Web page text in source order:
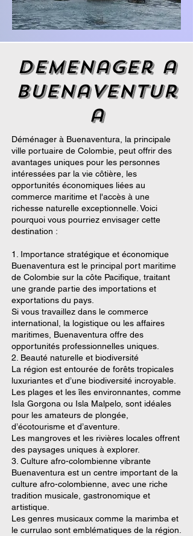
demenager a
Buenaventur
a
Déménager à Buenaventura, la principale
ville portuaire de Colombie, peut offrir des
avantages uniques pour les personnes
intéressées par la vie côtière, les
opportunités économiques liées au
commerce maritime et l'accès à une
richesse naturelle exceptionnelle. Voici
pourquoi vous pourriez envisager cette
destination :
1. Importance stratégique et économique
Buenaventura est le principal port maritime
de Colombie sur la côte Pacifique, traitant
une grande partie des importations et
exportations du pays.
Si vous travaillez dans le commerce
international, la logistique ou les affaires
maritimes, Buenaventura offre des
opportunités professionnelles uniques.
2. Beauté naturelle et biodiversité
La région est entourée de forêts tropicales
luxuriantes et d’une biodiversité incroyable.
Les plages et les îles environnantes, comme
Isla Gorgona ou Isla Malpelo, sont idéales
pour les amateurs de plongée,
d’écotourisme et d’aventure.
Les mangroves et les rivières locales offrent
des paysages uniques à explorer.
3. Culture afro-colombienne vibrante
Buenaventura est un centre important de la
culture afro-colombienne, avec une riche
tradition musicale, gastronomique et
artistique.
Les genres musicaux comme la marimba et
le currulao sont emblématiques de la région.